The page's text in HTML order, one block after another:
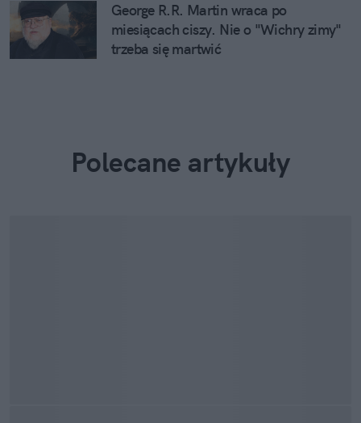
George R.R. Martin wraca po
miesiącach ciszy. Nie o "Wichry zimy"
trzeba się martwić
Polecane artykuły